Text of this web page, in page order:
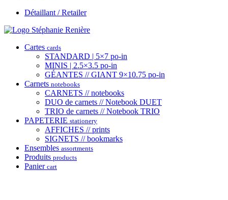
Détaillant / Retailer
Cartes cards
STANDARD | 5×7 po-in
MINIS | 2.5×3.5 po-in
GÉANTES // GIANT 9×10.75 po-in
Carnets notebooks
CARNETS // notebooks
DUO de carnets // Notebook DUET
TRIO de carnets // Notebook TRIO
PAPETERIE stationery
AFFICHES // prints
SIGNETS // bookmarks
Ensembles assortments
Produits products
Panier cart